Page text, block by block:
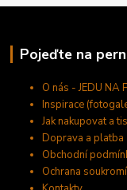
Pojeďte na
O nás - JEDU NA
Inspirace
Jak nakupovat a
Doprava a platba
Obchodní
Ochrana